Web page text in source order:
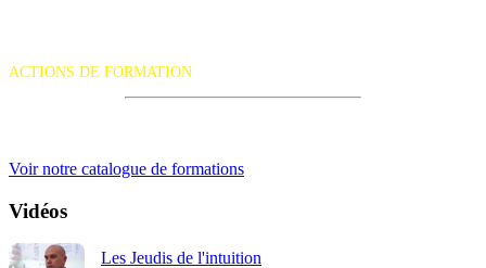
ACTIONS DE FORMATION
Voir notre catalogue de formations
Vidéos
Les Jeudis de l'intuition